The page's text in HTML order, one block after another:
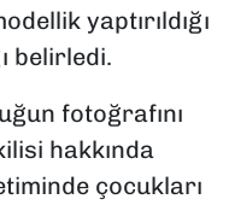
yaptırıldığı
belirledi.
fotoğrafını
hakkında
çocukları